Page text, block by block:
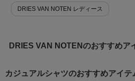
DRIES VAN NOTEN レディース
DRIES VAN NOTENのおすすめア
カジュアルシャツのおすすめアイテ